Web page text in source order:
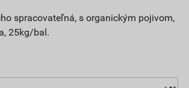
spracovateľná, s organickým pojivom,
25kg/bal.